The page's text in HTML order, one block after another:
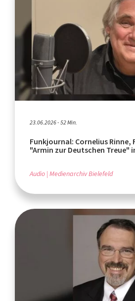
23.06.2026 - 52 Min.
Funkjournal: Cornelius Rinne,
"Armin zur Deutschen Treue"
Audio Medienarchiv Bielefeld